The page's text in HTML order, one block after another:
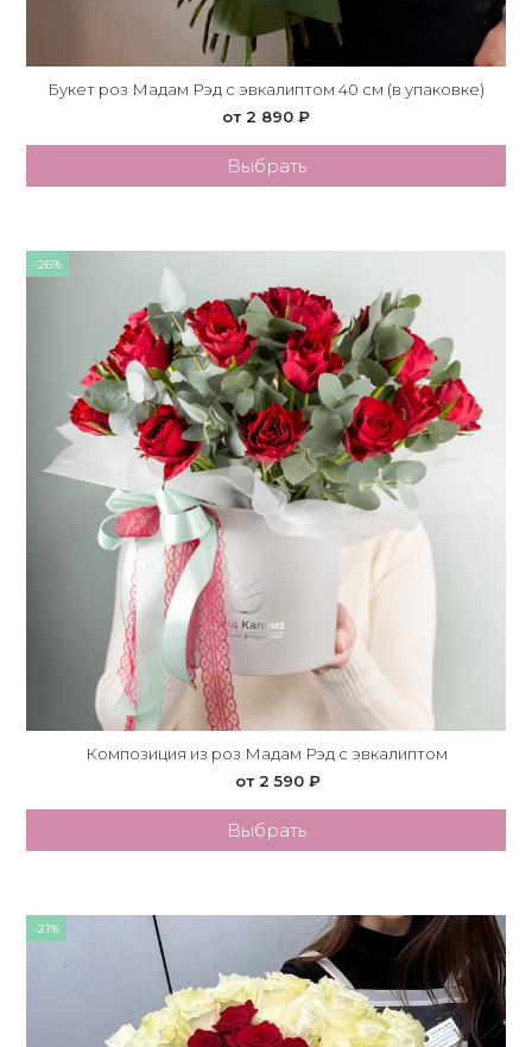
Букет роз Мадам Рэд с эвкалиптом 40 см (в упаковке)
от 2 890 ₽
Выбрать
-26%
Композиция из роз Мадам Рэд с эвкалиптом
от 2 590 ₽
Выбрать
-21%